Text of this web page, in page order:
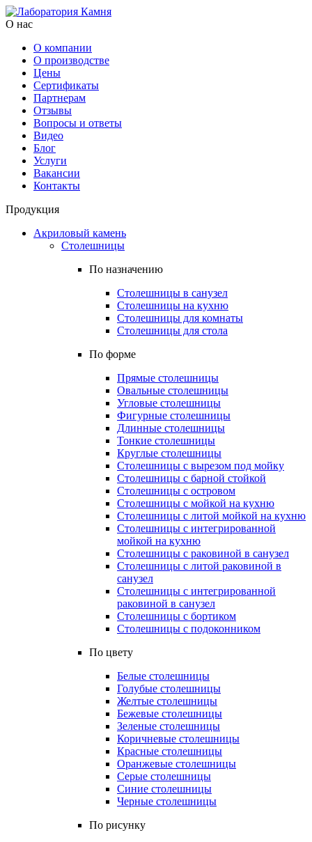
О нас
О компании
О производстве
Цены
Cертификаты
Партнерам
Отзывы
Вопросы и ответы
Видео
Блог
Услуги
Вакансии
Контакты
Продукция
Акриловый камень
Столешницы
По назначению
Столешницы в санузел
Столешницы на кухню
Столешницы для комнаты
Столешницы для стола
По форме
Прямые столешницы
Овальные столешницы
Угловые столешницы
Фигурные столешницы
Длинные столешницы
Тонкие столешницы
Круглые столешницы
Столешницы с вырезом под мойку
Столешницы с барной стойкой
Столешницы с островом
Столешницы с мойкой на кухню
Столешницы с литой мойкой на кухню
Столешницы с интегрированной
мойкой на кухню
Столешницы с раковиной в санузел
Столешницы с литой раковиной в
санузел
Столешницы с интегрированной
раковиной в санузел
Столешницы с бортиком
Столешницы с подоконником
По цвету
Белые столешницы
Голубые столешницы
Желтые столешницы
Бежевые столешницы
Зеленые столешницы
Коричневые столешницы
Красные столешницы
Оранжевые столешницы
Серые столешницы
Синие столешницы
Черные столешницы
По рисунку